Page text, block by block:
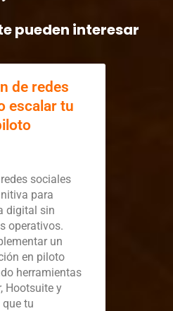
pueden interesar
de redes
escalar tu
sociales
para
digital sin
operativos.
un
en piloto
herramientas
Hootsuite y
tu